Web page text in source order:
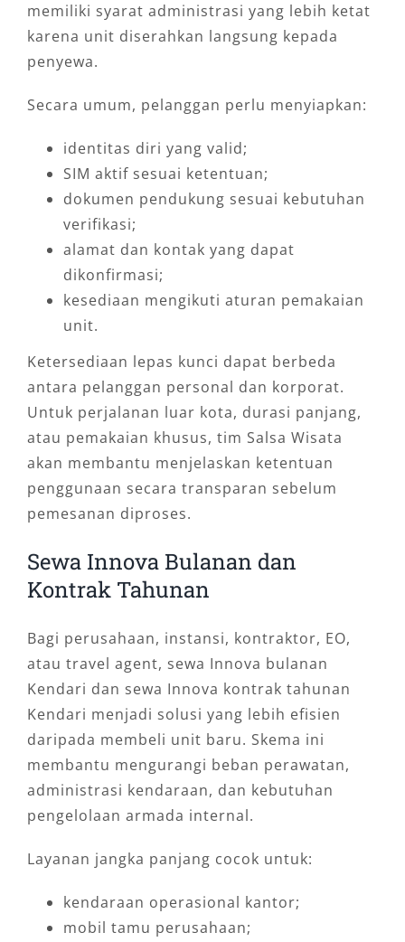
memiliki syarat administrasi yang lebih ketat
karena unit diserahkan langsung kepada
penyewa.
Secara umum, pelanggan perlu menyiapkan:
identitas diri yang valid;
SIM aktif sesuai ketentuan;
dokumen pendukung sesuai kebutuhan
verifikasi;
alamat dan kontak yang dapat
dikonfirmasi;
kesediaan mengikuti aturan pemakaian
unit.
Ketersediaan lepas kunci dapat berbeda
antara pelanggan personal dan korporat.
Untuk perjalanan luar kota, durasi panjang,
atau pemakaian khusus, tim Salsa Wisata
akan membantu menjelaskan ketentuan
penggunaan secara transparan sebelum
pemesanan diproses.
Sewa Innova Bulanan dan
Kontrak Tahunan
Bagi perusahaan, instansi, kontraktor, EO,
atau travel agent, sewa Innova bulanan
Kendari dan sewa Innova kontrak tahunan
Kendari menjadi solusi yang lebih efisien
daripada membeli unit baru. Skema ini
membantu mengurangi beban perawatan,
administrasi kendaraan, dan kebutuhan
pengelolaan armada internal.
Layanan jangka panjang cocok untuk:
kendaraan operasional kantor;
mobil tamu perusahaan;